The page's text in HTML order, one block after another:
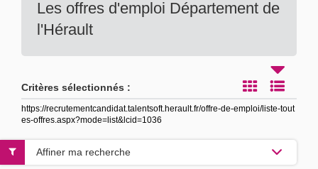
Les offres d'emploi Département de
l'Hérault
Critères sélectionnés :
https://recrutementcandidat.talentsoft.herault.fr/offre-de-emploi/liste-tout
es-offres.aspx?mode=list&lcid=1036
Affiner ma recherche